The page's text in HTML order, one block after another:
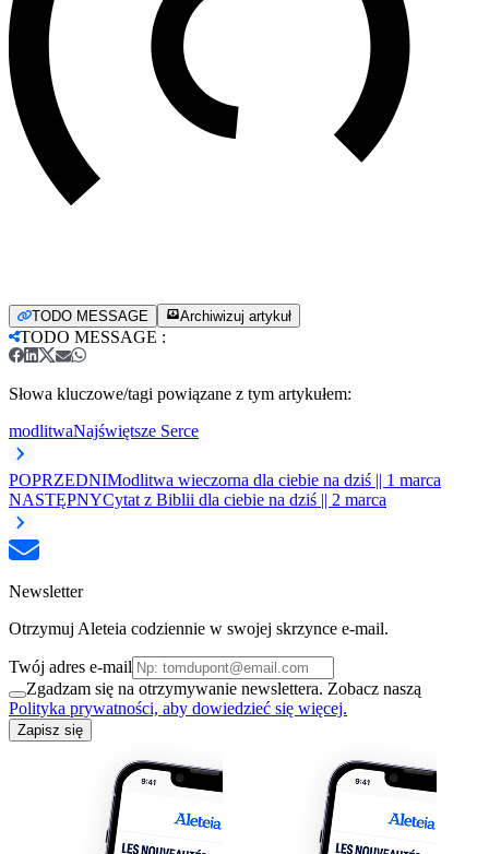
TODO MESSAGE Archiwizuj artykuł
TODO MESSAGE :
Słowa kluczowe/tagi powiązane z tym artykułem:
modlitwaNajświętsze Serce
POPRZEDNIModlitwa wieczorna dla ciebie na dziś || 1 marca
NASTĘPNYCytat z Biblii dla ciebie na dziś || 2 marca
Newsletter
Otrzymuj Aleteia codziennie w swojej skrzynce e-mail.
Twój adres e-mail
Zgadzam się na otrzymywanie newslettera. Zobacz naszą
Polityka prywatności, aby dowiedzieć się więcej.
Zapisz się